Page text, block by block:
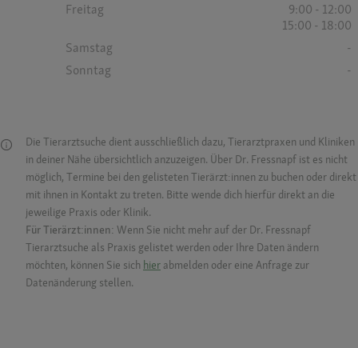
Freitag
9:00 - 12:00
15:00 - 18:00
Samstag
-
Sonntag
-
Die Tierarztsuche dient ausschließlich dazu, Tierarztpraxen und Kliniken
in deiner Nähe übersichtlich anzuzeigen. Über Dr. Fressnapf ist es nicht
möglich, Termine bei den gelisteten Tierärzt:innen zu buchen oder direkt
mit ihnen in Kontakt zu treten. Bitte wende dich hierfür direkt an die
jeweilige Praxis oder Klinik.
Für Tierärzt:innen: Wenn Sie nicht mehr auf der Dr. Fressnapf
Tierarztsuche als Praxis gelistet werden oder Ihre Daten ändern
möchten, können Sie sich hier abmelden oder eine Anfrage zur
Datenänderung stellen.